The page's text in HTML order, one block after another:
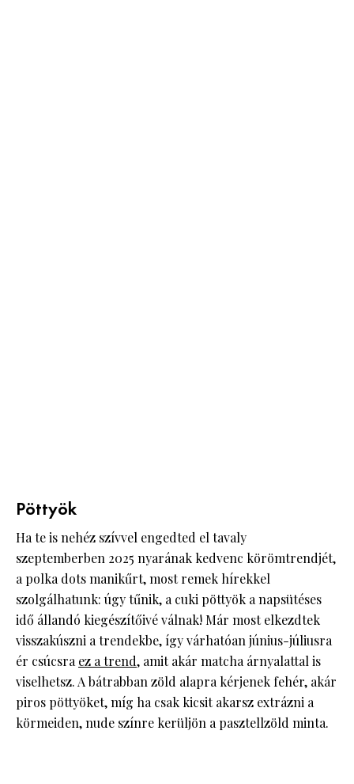
Pöttyök
Ha te is nehéz szívvel engedted el tavaly
szeptemberben 2025 nyarának kedvenc körömtrendjét,
a polka dots manikűrt, most remek hírekkel
szolgálhatunk: úgy tűnik, a cuki pöttyök a napsütéses
idő állandó kiegészítőivé válnak! Már most elkezdtek
visszakúszni a trendekbe, így várhatóan június-júliusra
ér csúcsraez a trend, amit akár matcha árnyalattal is
viselhetsz. A bátrabban zöld alapra kérjenek fehér, akár
piros pöttyöket, míg ha csak kicsit akarsz extrázni a
körmeiden, nude színre kerüljön a pasztellzöld minta.